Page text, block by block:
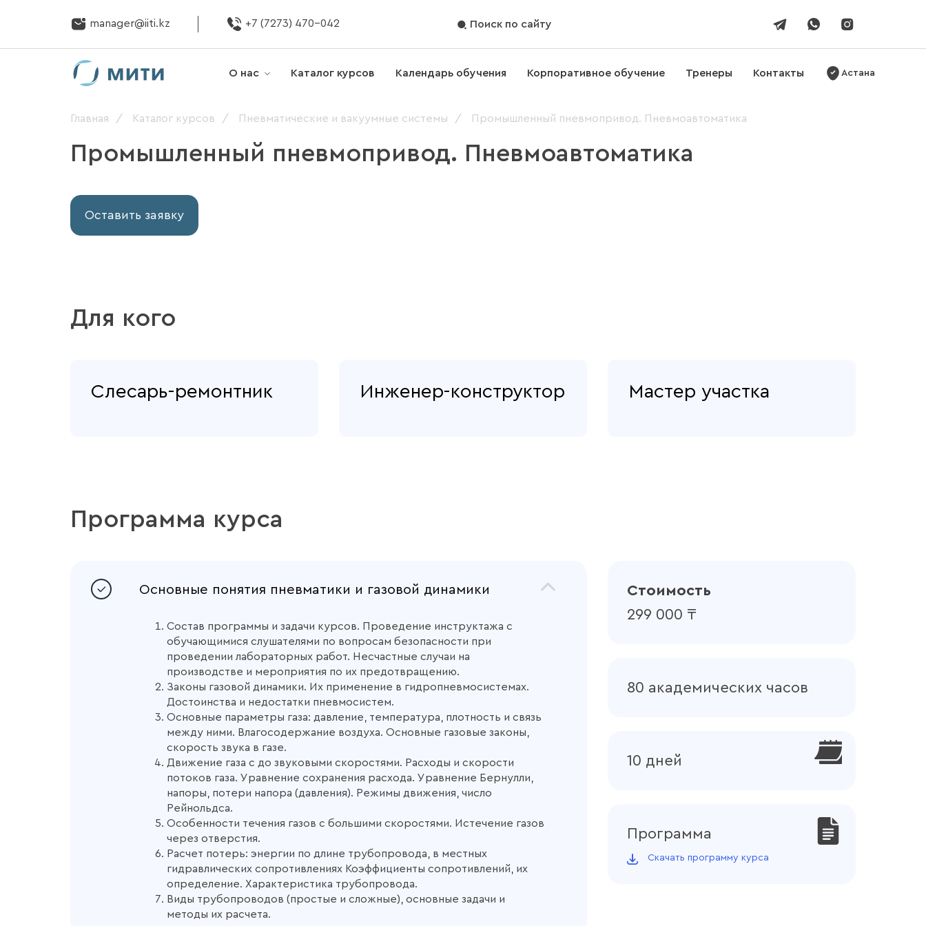
manager@iiti.kz +7 (7273) 470-042 Поиск по сайту
О нас Каталог курсов Календарь обучения Корпоративное обучение Тренеры Контакты Астана
Главная Каталог курсов Пневматические и вакуумные системы Промышленный пневмопривод. Пневмоавтоматика
Промышленный пневмопривод. Пневмоавтоматика
Оставить заявку
Для кого
Слесарь-ремонтник Инженер-конструктор Мастер участка
Программа курса
Основные понятия пневматики и газовой динамики
Состав программы и задачи курсов. Проведение инструктажа с
обучающимися слушателями по вопросам безопасности при
проведении лабораторных работ. Несчастные случаи на
производстве и мероприятия по их предотвращению.
Законы газовой динамики. Их применение в гидропневмосистемах.
Достоинства и недостатки пневмосистем.
Основные параметры газа: давление, температура, плотность и связь
между ними. Влагосодержание воздуха. Основные газовые законы,
скорость звука в газе.
Движение газа с до звуковыми скоростями. Расходы и скорости
потоков газа. Уравнение сохранения расхода. Уравнение Бернулли,
напоры, потери напора (давления). Режимы движения, число
Рейнольдса.
Особенности течения газов с большими скоростями. Истечение газов
через отверстия.
Расчет потерь: энергии по длине трубопровода, в местных
гидравлических сопротивлениях Коэффициенты сопротивлений, их
определение. Характеристика трубопровода.
Виды трубопроводов (простые и сложные), основные задачи и
методы их расчета.
Стоимость
299 000 ₸
80 академических часов
10 дней
Программа
Скачать программу курса